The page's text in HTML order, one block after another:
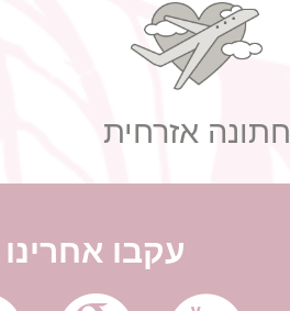
חתונה אזרחית
עקבו אחרינו